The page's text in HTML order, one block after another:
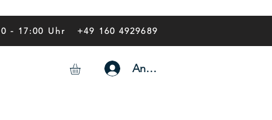
- 17:00 Uhr +49 160 4929689
Anmelden